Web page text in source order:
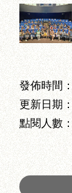
發佈時間
更新日期
點閱人數